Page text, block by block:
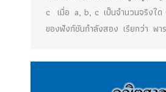
c เมื่อ a, b, c เป็นจำนวนจริงใ
ของฟังก์ชันกำลังสอง เรียกว่า พาร